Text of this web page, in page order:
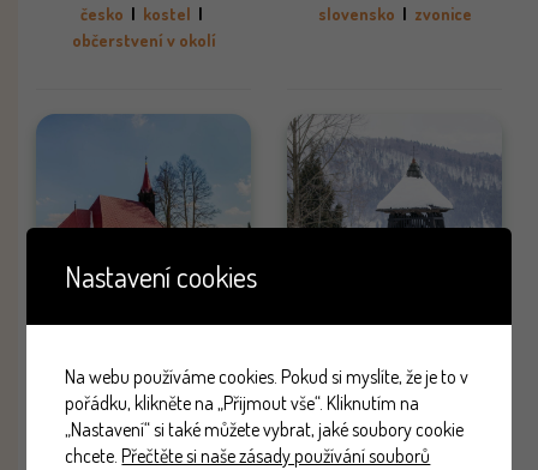
česko kostel
občerstvení v okolí
slovensko zvonice
Staré Hamry – Gruň –
kostel Panny Marie
Pomocnice křesťanů
Zvonica Medzibrodie
nad Oravou
slovensko | zvonice
Nastavení cookies
Na webu používáme cookies. Pokud si myslíte, že je to v
pořádku, klikněte na „Přijmout vše“. Kliknutím na
„Nastavení“ si také můžete vybrat, jaké soubory cookie
chcete.Přečtěte si naše zásady používání souborů